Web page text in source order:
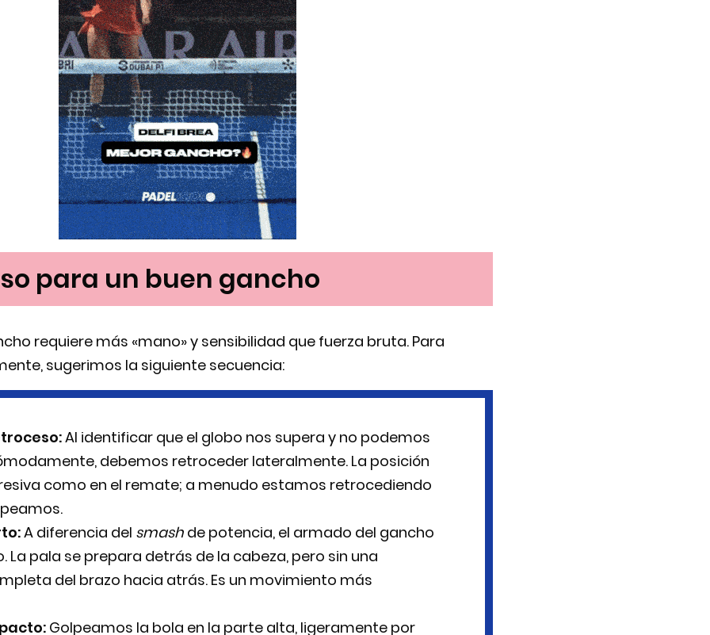
para un buen gancho
requiere más «mano» y sensibilidad que fuerza bruta. Para
sugerimos la siguiente secuencia:
Al identificar que el globo nos supera y no podemos
debemos retroceder lateralmente. La posición
como en el remate; a menudo estamos retrocediendo
A diferencia del smash de potencia, el armado del gancho
La pala se prepara detrás de la cabeza, pero sin una
del brazo hacia atrás. Es un movimiento más
Golpeamos la bola en la parte alta, ligeramente por